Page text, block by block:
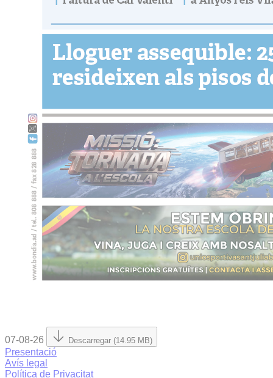
07-08-26 Descarregar (14.95 MB)
Presentació
Avís legal
Política de Privacitat